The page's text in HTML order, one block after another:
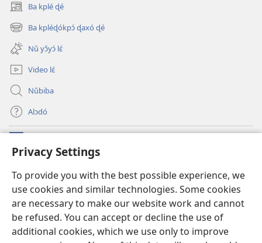
Privacy Settings
To provide you with the best possible experience, we
use cookies and similar technologies. Some cookies
are necessary to make our website work and cannot
be refused. You can accept or decline the use of
additional cookies, which we use only to improve
Ba kplé ɖé
(opens
new
window)
Ba kpléɖókpɔ́ ɖaxó ɖé
(opens
new
window)
Nǔ yɔ̌yɔ́ lɛ́
Video lɛ́
Nǔbiba
Alɔdó
(opens
new
WEMASƐXWETƐN ƐNTƐNƐTI JÍ TƆN Watchtower Tɔn
(opens
new
window)JW Hub
(opens
new
window)JW Library App